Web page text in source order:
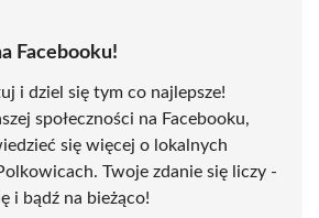
Facebooku!
i dziel się tym co najlepsze!
społeczności na Facebooku,
się więcej o lokalnych
Twoje zdanie się liczy -
i bądź na bieżąco!